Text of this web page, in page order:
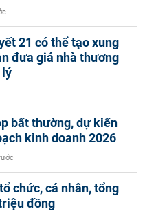
21 có thể tạo xung
đưa giá nhà thương
lý
bất thường, dự kiến
kinh doanh 2026
chức, cá nhân, tổng
đồng